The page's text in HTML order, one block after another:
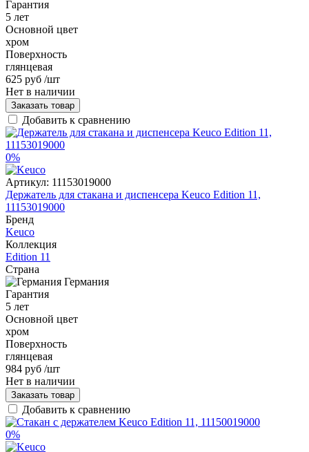
Гарантия
5 лет
Основной цвет
хром
Поверхность
глянцевая
625 руб /шт
Нет в наличии
Заказать товар
Добавить к сравнению
0%
Артикул: 11153019000
Держатель для стакана и диспенсера Keuco Edition 11,
11153019000
Бренд
Keuco
Коллекция
Edition 11
Страна
Германия
Гарантия
5 лет
Основной цвет
хром
Поверхность
глянцевая
984 руб /шт
Нет в наличии
Заказать товар
Добавить к сравнению
0%